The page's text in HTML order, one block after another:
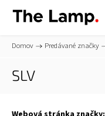
Domov / Predávané značky /
SLV